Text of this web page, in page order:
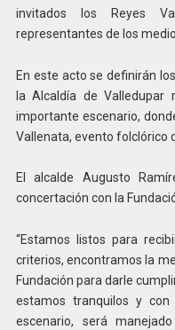
invitados los Reyes
representantes de los
En este acto se definirán
la Alcaldía de
importante escenario,
Vallenata, evento folclórico
El alcalde Augusto
concertación con la
“Estamos listos para
criterios, encontramos la
Fundación para darle
estamos tranquilos y
escenario, será